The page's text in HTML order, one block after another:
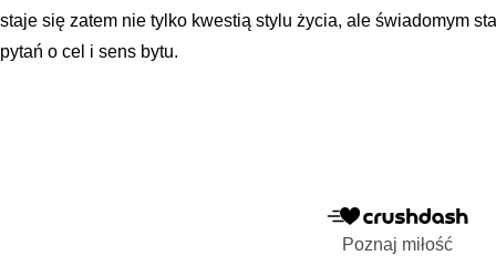
staje się zatem nie tylko kwestią stylu życia, ale świadomym
pytań o cel i sens bytu.
Poznaj miłość